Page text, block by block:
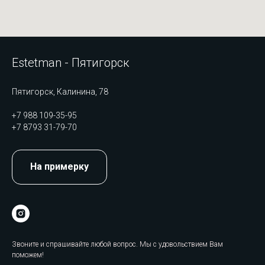
Estetman - Пятигорск
Пятигорск, Калинина, 78
+7 988 109-35-95
+7 8793 31-79-70
На примерку
Звоните и спрашивайте любой вопрос. Мы с удовольствием Вам
поможем!